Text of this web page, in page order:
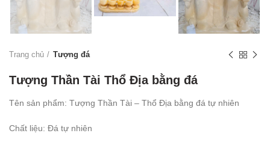
Trang chủ Tượng đá
Tượng Thần Tài Thổ Địa bằng đá
Tên sản phẩm: Tượng Thần Tài – Thổ Địa bằng đá tự nhiên
Chất liệu: Đá tự nhiên